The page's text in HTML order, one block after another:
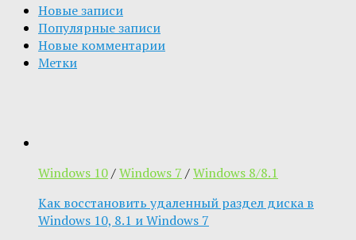
Новые записи
Популярные записи
Новые комментарии
Метки
Windows 10/Windows 7 /Windows 8/8.1
Как восстановить удаленный раздел диска в
Windows 10, 8.1 и Windows 7